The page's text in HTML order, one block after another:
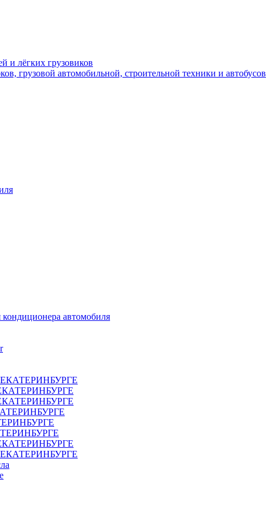
и лёгких грузовиков
грузовой автомобильной, строительной техники и автобусов
автомобиля